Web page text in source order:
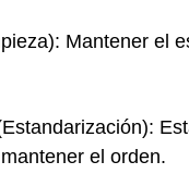
Mantener el
el orden.